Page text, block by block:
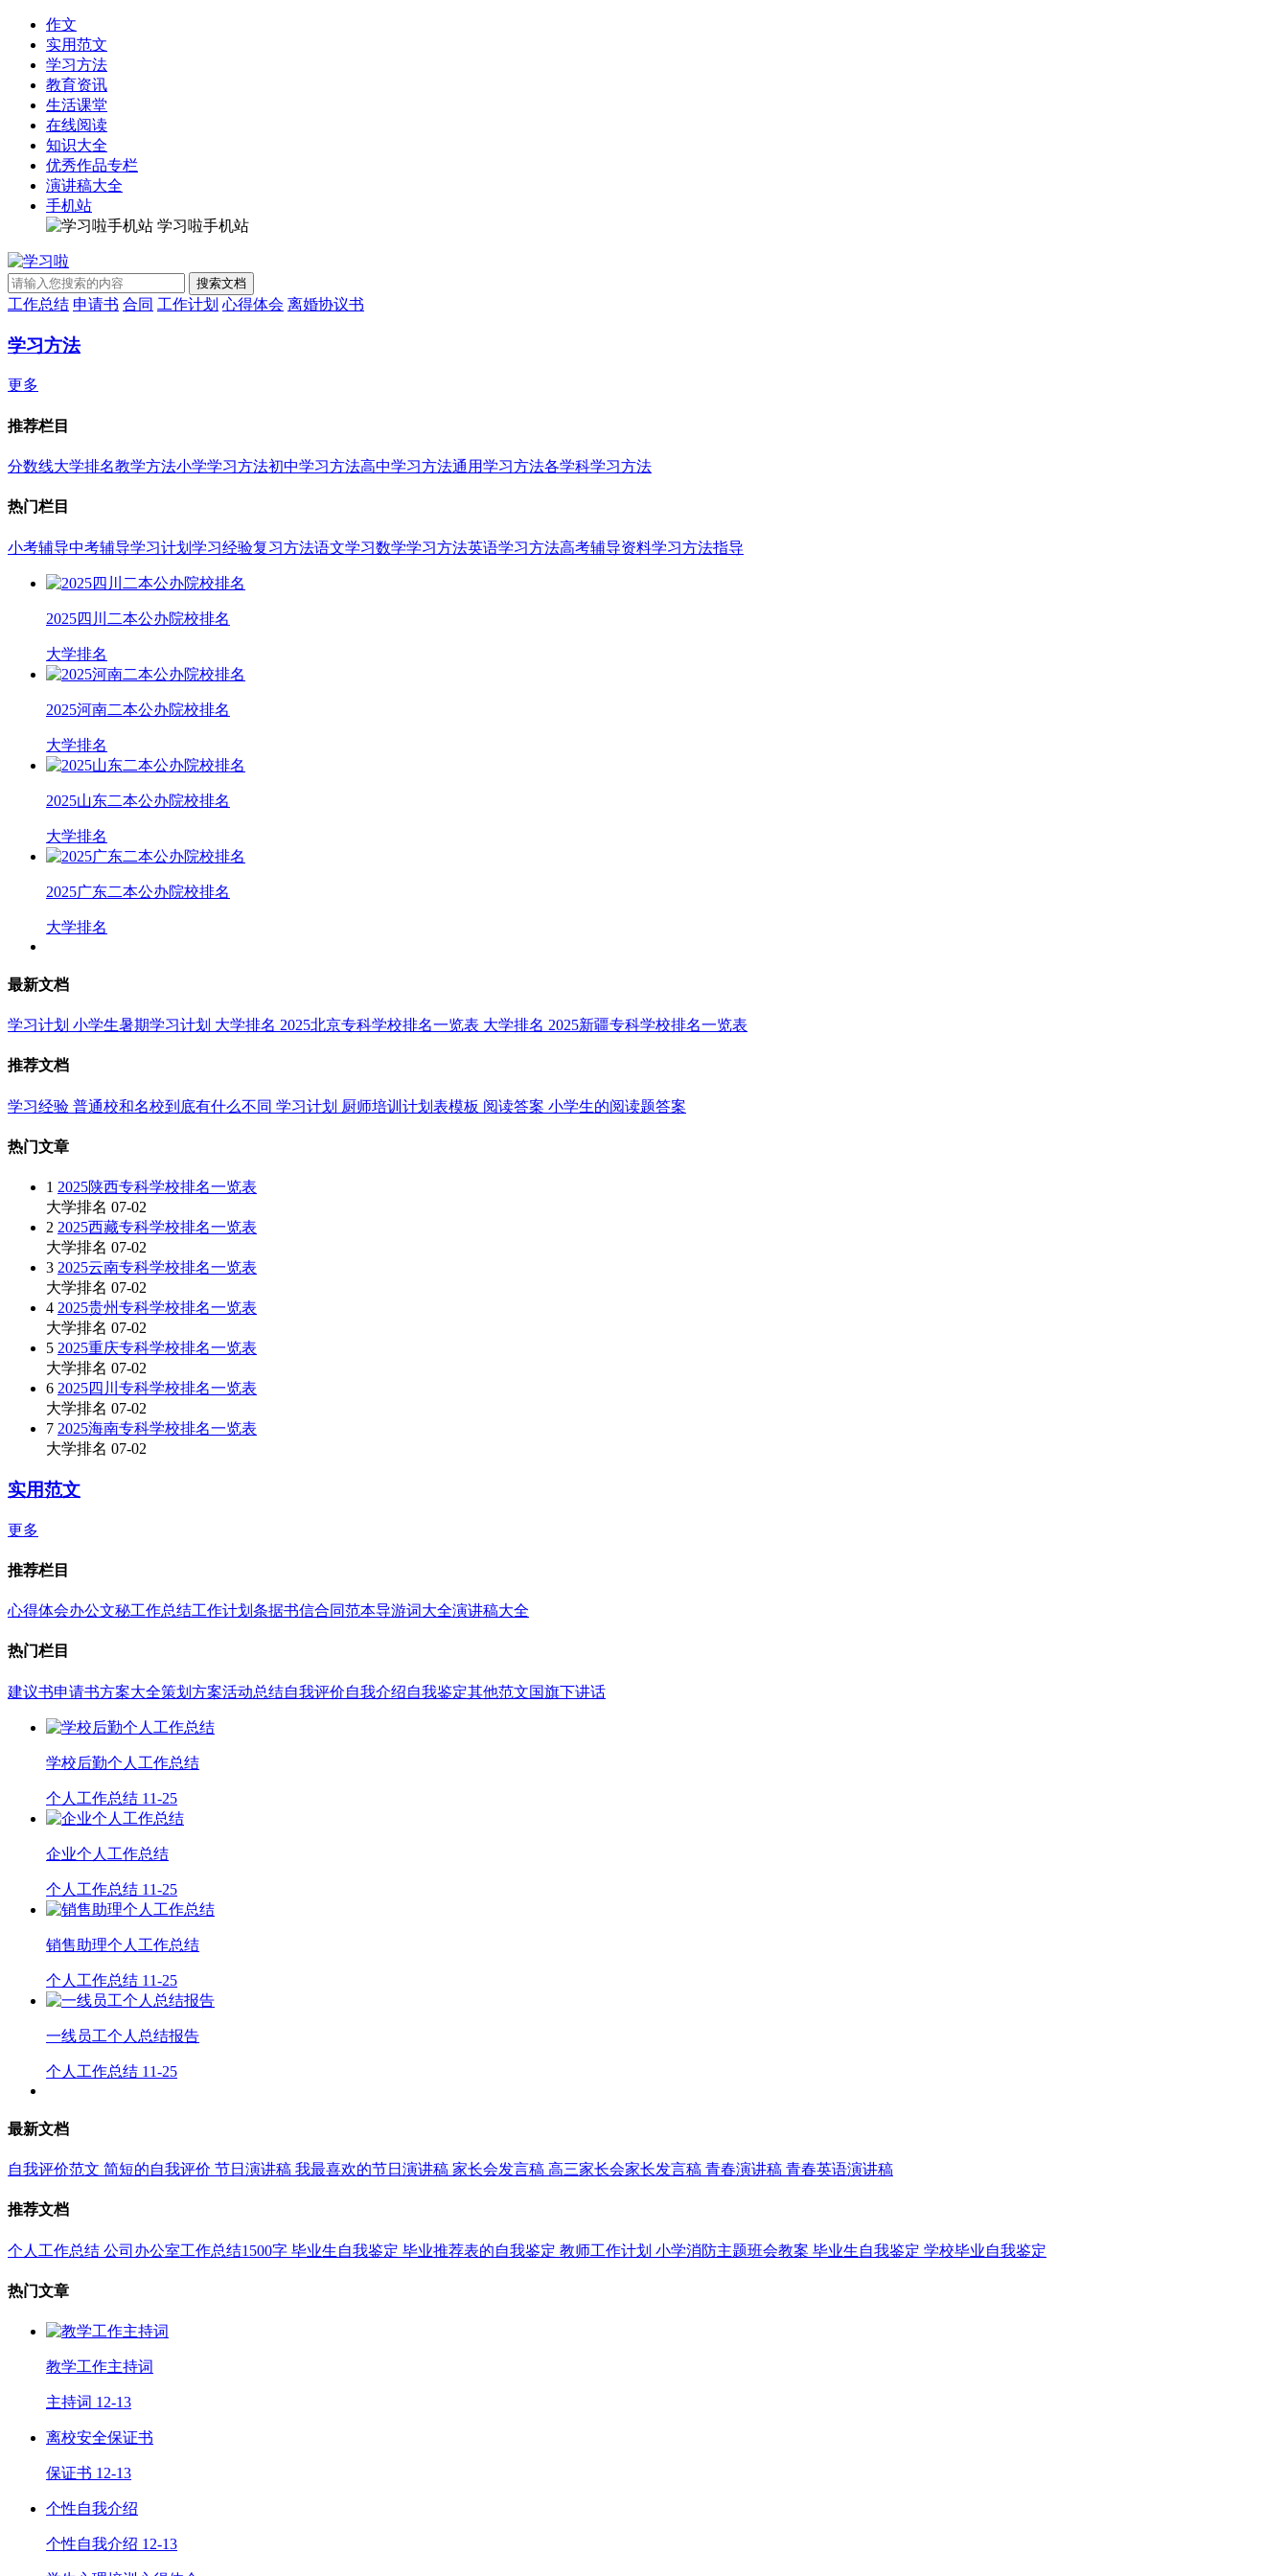
作文
实用范文
学习方法
教育资讯
生活课堂
在线阅读
知识大全
优秀作品专栏
演讲稿大全
手机站
学习啦手机站
工作总结 申请书 合同 工作计划 心得体会 离婚协议书
学习方法
更多
推荐栏目
分数线大学排名教学方法小学学习方法初中学习方法高中学习方法通用学习方法各学科学习方法
热门栏目
小考辅导中考辅导学习计划 学习经验复习方法语文学习数学学习方法英语学习方法高考辅导资料学习方法指导
2025四川二本公办院校排名
大学排名
2025河南二本公办院校排名
大学排名
2025山东二本公办院校排名
大学排名
2025广东二本公办院校排名
大学排名
最新文档
学习计划 小学生暑期学习计划 大学排名 2025北京专科学校排名一览表 大学排名 2025新疆专科学校排名一览表
推荐文档
学习经验 普通校和名校到底有什么不同 学习计划 厨师培训计划表模板 阅读答案 小学生的阅读题答案
热门文章
1 2025陕西专科学校排名一览表
大学排名 07-02
2 2025西藏专科学校排名一览表
大学排名 07-02
3 2025云南专科学校排名一览表
大学排名 07-02
4 2025贵州专科学校排名一览表
大学排名 07-02
5 2025重庆专科学校排名一览表
大学排名 07-02
6 2025四川专科学校排名一览表
大学排名 07-02
7 2025海南专科学校排名一览表
大学排名 07-02
实用范文
更多
推荐栏目
心得体会办公文秘工作总结工作计划 条据书信合同范本导游词大全演讲稿大全
热门栏目
建议书申请书方案大全策划方案活动总结自我评价自我介绍自我鉴定其他范文国旗下讲话
学校后勤个人工作总结
个人工作总结 11-25
企业个人工作总结
个人工作总结 11-25
销售助理个人工作总结
个人工作总结 11-25
一线员工个人总结报告
个人工作总结 11-25
最新文档
自我评价范文 简短的自我评价 节日演讲稿 我最喜欢的节日演讲稿 家长会发言稿 高三家长会家长发言稿 青春演讲稿 青春英语演讲稿
推荐文档
个人工作总结 公司办公室工作总结1500字 毕业生自我鉴定 毕业推荐表的自我鉴定 教师工作计划 小学消防主题班会教案 毕业生自我鉴定 学校毕业自我鉴定
热门文章
教学工作主持词
主持词 12-13
离校安全保证书
保证书 12-13
个性自我介绍
个性自我介绍 12-13